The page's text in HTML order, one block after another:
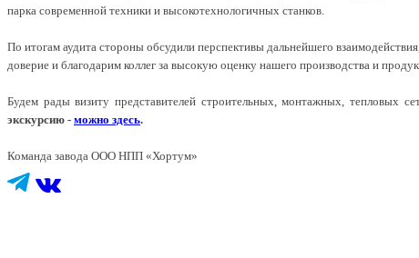
парка современной техники и высокотехнологичных станков.
По итогам аудита стороны обсудили перспективы дальнейшего
доверие и благодарим коллег за высокую оценку нашего производства и
Будем рады визиту представителей строительных, монтажных, тепловых
экскурсию - можно здесь.
Команда завода ООО НПП «Хортум»